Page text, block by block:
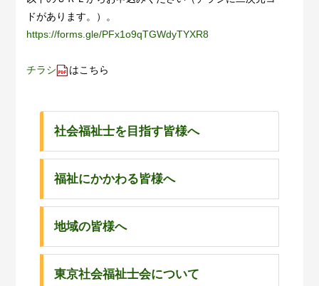
ドがあります。）。
https://forms.gle/PFx1o9qTGWdyTYXR8
チラシ はこちら
社会福祉士を目指す皆様へ
福祉にかかわる皆様へ
地域の皆様へ
東京社会福祉士会について